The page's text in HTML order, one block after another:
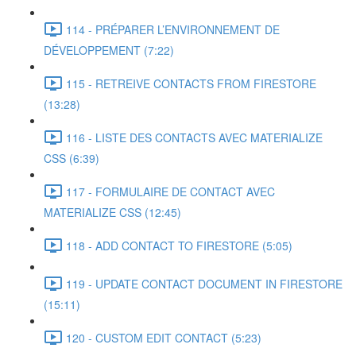
114 - PRÉPARER L’ENVIRONNEMENT DE
DÉVELOPPEMENT (7:22)
115 - RETREIVE CONTACTS FROM FIRESTORE
(13:28)
116 - LISTE DES CONTACTS AVEC MATERIALIZE
CSS (6:39)
117 - FORMULAIRE DE CONTACT AVEC
MATERIALIZE CSS (12:45)
118 - ADD CONTACT TO FIRESTORE (5:05)
119 - UPDATE CONTACT DOCUMENT IN FIRESTORE
(15:11)
120 - CUSTOM EDIT CONTACT (5:23)